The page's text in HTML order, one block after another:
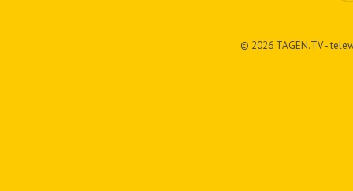
© 2026 TAGEN.TV -